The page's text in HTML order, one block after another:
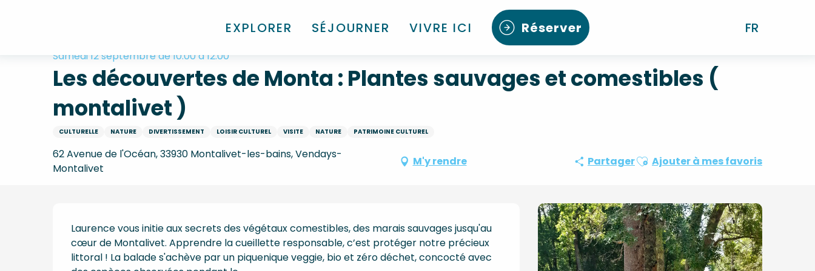
FR
EXPLORER SÉJOURNER VIVRE ICI Réserver
Samedi 12 septembre de 10:00 à 12:00
Les découvertes de Monta : Plantes sauvages et comestibles (
montalivet )
CULTURELLE NATURE DIVERTISSEMENT LOISIR CULTUREL VISITE NATURE PATRIMOINE CULTUREL
62 Avenue de l'Océan, 33930 Montalivet-les-bains, Vendays-
Montalivet
M'y rendre PartagerAjouter aux favoris
Ajouter à mes favoris
Description
Laurence vous initie aux secrets des végétaux comestibles, des marais sauvages jusqu'au
cœur de Montalivet. Apprendre la cueillette responsable, c’est protéger notre précieux
littoral ! La balade s'achève par un piquenique veggie, bio et zéro déchet, concocté avec